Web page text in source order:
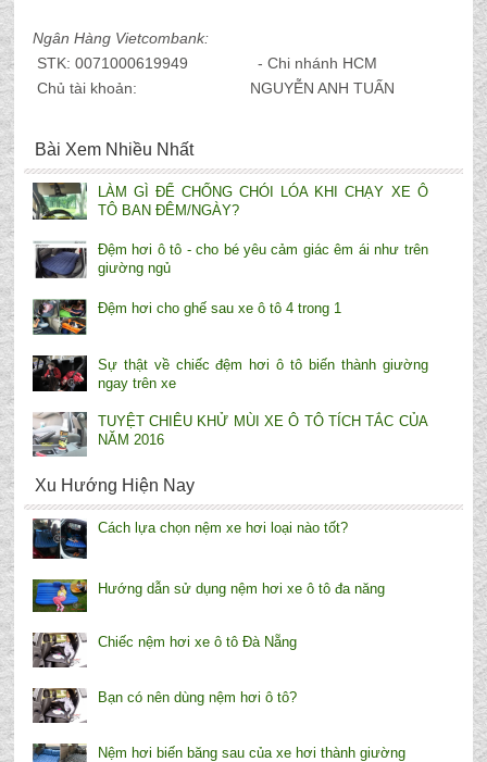
Ngân Hàng Vietcombank:
STK: 0071000619949 - Chi nhánh HCM
Chủ tài khoản: NGUYỄN ANH TUẤN
Bài Xem Nhiều Nhất
LÀM GÌ ĐỂ CHỐNG CHÓI LÓA KHI CHẠY XE Ô
TÔ BAN ĐÊM/NGÀY?
Đệm hơi ô tô - cho bé yêu cảm giác êm ái như trên
giường ngủ
Đệm hơi cho ghế sau xe ô tô 4 trong 1
Sự thật về chiếc đệm hơi ô tô biến thành giường
ngay trên xe
TUYỆT CHIÊU KHỬ MÙI XE Ô TÔ TÍCH TẮC CỦA
NĂM 2016
Xu Hướng Hiện Nay
Cách lựa chọn nệm xe hơi loại nào tốt?
Hướng dẫn sử dụng nệm hơi xe ô tô đa năng
Chiếc nệm hơi xe ô tô Đà Nẵng
Bạn có nên dùng nệm hơi ô tô?
Nệm hơi biến băng sau của xe hơi thành giường